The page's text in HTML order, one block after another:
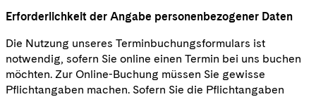
Erforderlichkeit der Angabe personenbezogener Daten
Die Nutzung unseres Terminbuchungsformulars ist
notwendig, sofern Sie online einen Termin bei uns buchen
möchten. Zur Online-Buchung müssen Sie gewisse
Pflichtangaben machen. Sofern Sie die Pflichtangaben